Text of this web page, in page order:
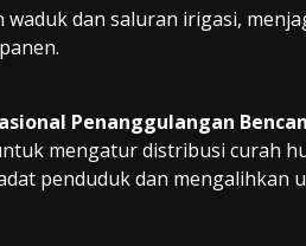
dan saluran irigasi,
Penanggulangan
mengatur distribusi curah
penduduk dan mengalihkan